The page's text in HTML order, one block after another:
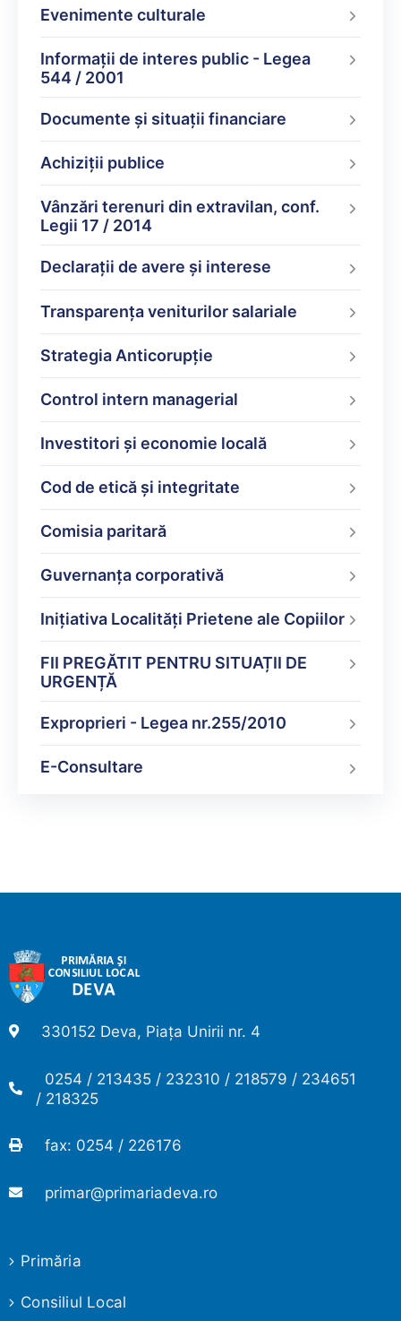
Evenimente culturale
Informații de interes public - Legea
544 / 2001
Documente şi situaţii financiare
Achiziții publice
Vânzări terenuri din extravilan, conf.
Legii 17 / 2014
Declarații de avere şi interese
Transparența veniturilor salariale
Strategia Anticorupție
Control intern managerial
Investitori și economie locală
Cod de etică și integritate
Comisia paritară
Guvernanța corporativă
Inițiativa Localități Prietene ale Copiilor
FII PREGĂTIT PENTRU SITUAȚII DE
URGENȚĂ
Exproprieri - Legea nr.255/2010
E-Consultare
330152 Deva, Piața Unirii nr. 4
0254 / 213435 / 232310 / 218579 / 234651
/ 218325
fax: 0254 / 226176
primar@primariadeva.ro
Primăria
Consiliul Local